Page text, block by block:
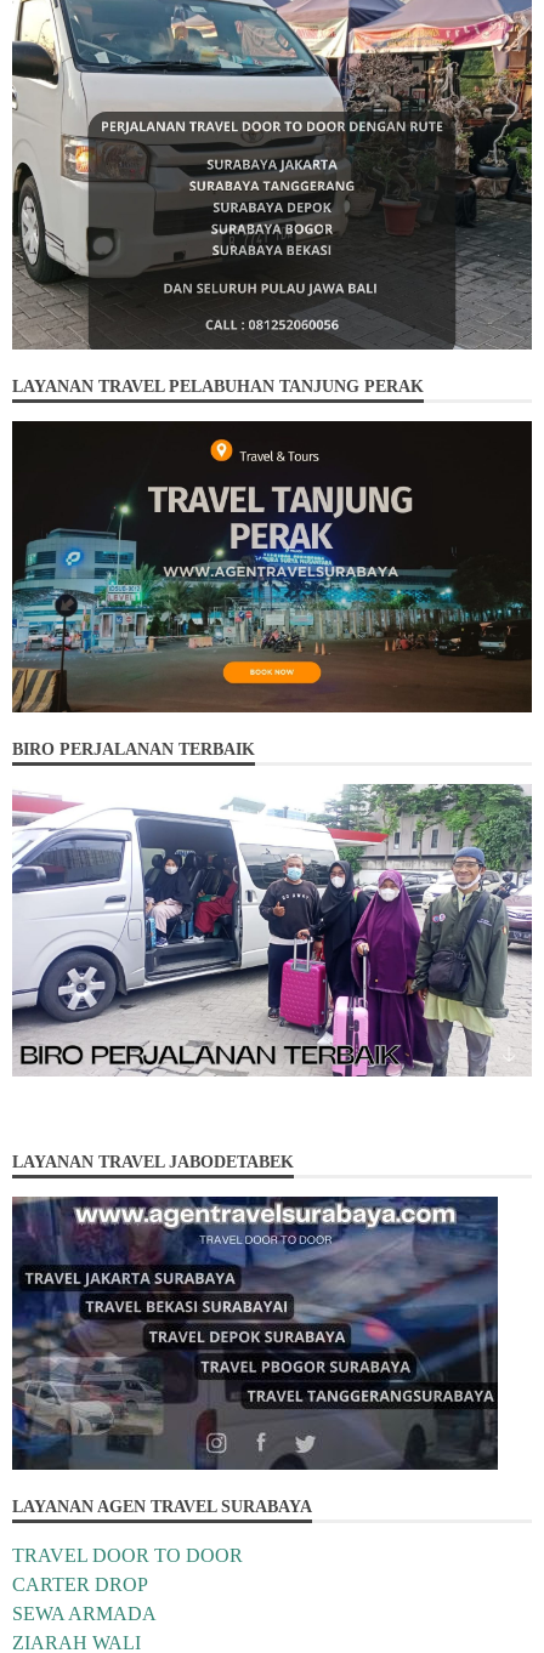
LAYANAN TRAVEL PELABUHAN TANJUNG PERAK
BIRO PERJALANAN TERBAIK
LAYANAN TRAVEL JABODETABEK
LAYANAN AGEN TRAVEL SURABAYA
TRAVEL DOOR TO DOOR
CARTER DROP
SEWA ARMADA
ZIARAH WALI